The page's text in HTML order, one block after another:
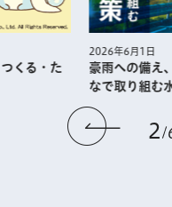
2
くる・た
2026年6月1日
豪雨への備え
なで取り組む